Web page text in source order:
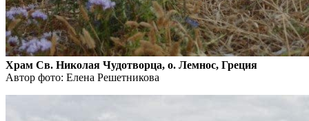
Храм Св. Николая Чудотворца, о. Лемнос, Греция
Автор фото: Елена Решетникова